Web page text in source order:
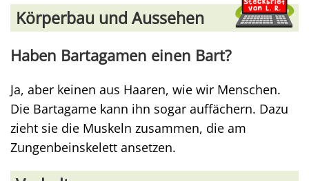
Körperbau und Aussehen
Haben Bartagamen einen Bart?
Ja, aber keinen aus Haaren, wie wir Menschen.
Die Bartagame kann ihn sogar auffächern. Dazu
zieht sie die Muskeln zusammen, die am
Zungenbeinskelett ansetzen.